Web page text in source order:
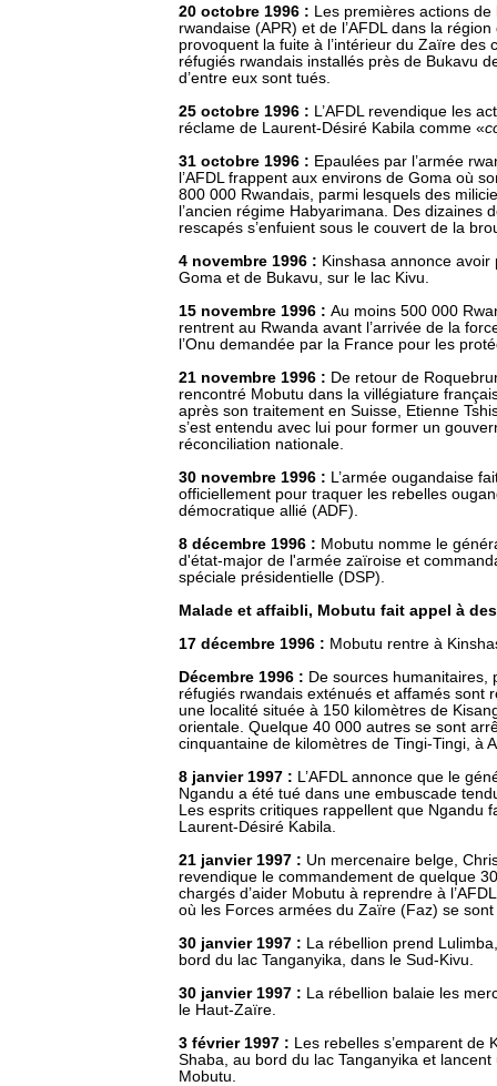
20 octobre 1996 : Les premières actions de
rwandaise (APR) et de l’AFDL dans la région
provoquent la fuite à l’intérieur du Zaïre des
réfugiés rwandais installés près de Bukavu
d’entre eux sont tués.
25 octobre 1996 : L’AFDL revendique les
réclame de Laurent-Désiré Kabila comme «
31 octobre 1996 : Epaulées par l’armée
l’AFDL frappent aux environs de Goma où
800 000 Rwandais, parmi lesquels des
l’ancien régime Habyarimana. Des dizaines
rescapés s’enfuient sous le couvert de la
4 novembre 1996 : Kinshasa annonce
Goma et de Bukavu, sur le lac Kivu.
15 novembre 1996 : Au moins 500 000
rentrent au Rwanda avant l’arrivée de la
l’Onu demandée par la France pour les
21 novembre 1996 : De retour de
rencontré Mobutu dans la villégiature
après son traitement en Suisse, Etienne
s’est entendu avec lui pour former un
réconciliation nationale.
30 novembre 1996 : L’armée ougandaise
officiellement pour traquer les rebelles
démocratique allié (ADF).
8 décembre 1996 : Mobutu nomme le
d'état-major de l'armée zaïroise et
spéciale présidentielle (DSP).
Malade et affaibli, Mobutu fait appel à
17 décembre 1996 : Mobutu rentre à
Décembre 1996 : De sources humanitaires,
réfugiés rwandais exténués et affamés sont
une localité située à 150 kilomètres de
orientale. Quelque 40 000 autres se sont
cinquantaine de kilomètres de Tingi-Tingi, à
8 janvier 1997 : L’AFDL annonce que le
Ngandu a été tué dans une embuscade
Les esprits critiques rappellent que Ngandu
Laurent-Désiré Kabila.
21 janvier 1997 : Un mercenaire belge,
revendique le commandement de quelque
chargés d’aider Mobutu à reprendre à
où les Forces armées du Zaïre (Faz) se
30 janvier 1997 : La rébellion prend
bord du lac Tanganyika, dans le Sud-Kivu.
30 janvier 1997 : La rébellion balaie les
le Haut-Zaïre.
3 février 1997 : Les rebelles s’emparent de
Shaba, au bord du lac Tanganyika et
Mobutu.